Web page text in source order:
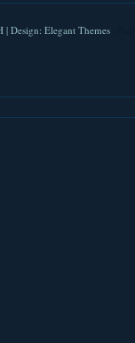
| Design: Elegant Themes